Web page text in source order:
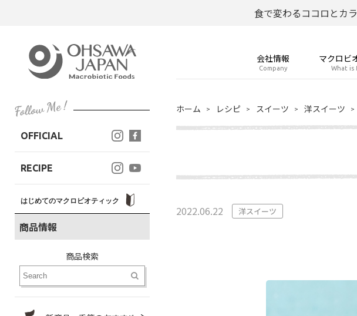
食で変わるココロとカ
会社情報
Company
マクロビ
What is
OFFICIAL
RECIPE
はじめてのマクロビオティック
商品情報
商品検索
ホーム レシピ スイーツ 洋スイーツ
2022.06.22 洋スイーツ